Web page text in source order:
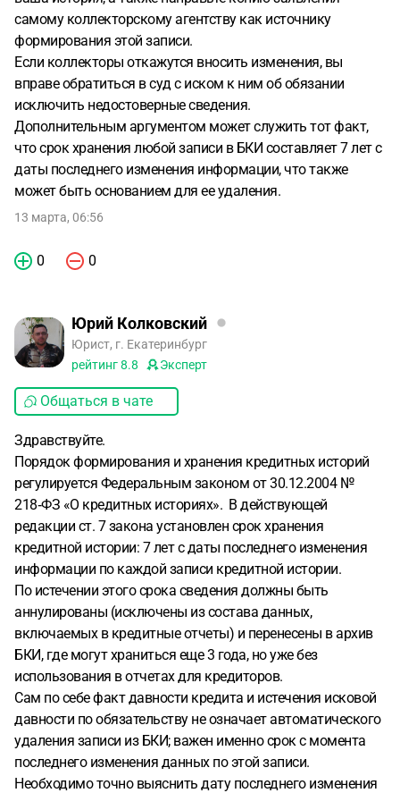
самому коллекторскому агентству как источнику
формирования этой записи.
Если коллекторы откажутся вносить изменения, вы
вправе обратиться в суд с иском к ним об обязании
исключить недостоверные сведения.
Дополнительным аргументом может служить тот факт,
что срок хранения любой записи в БКИ составляет 7 лет с
даты последнего изменения информации, что также
может быть основанием для ее удаления.
13 марта, 06:56
0 0
Юрий Колковский
Юрист, г. Екатеринбург
рейтинг8.8 Эксперт
Общаться в чате
Здравствуйте.
Порядок формирования и хранения кредитных историй
регулируется Федеральным законом от 30.12.2004 №
218‑ФЗ «О кредитных историях». В действующей
редакции ст. 7 закона установлен срок хранения
кредитной истории: 7 лет с даты последнего изменения
информации по каждой записи кредитной истории.
По истечении этого срока сведения должны быть
аннулированы (исключены из состава данных,
включаемых в кредитные отчеты) и перенесены в архив
БКИ, где могут храниться еще 3 года, но уже без
использования в отчетах для кредиторов.
Сам по себе факт давности кредита и истечения исковой
давности по обязательству не означает автоматического
удаления записи из БКИ; важен именно срок с момента
последнего изменения данных по этой записи.
Необходимо точно выяснить дату последнего изменения